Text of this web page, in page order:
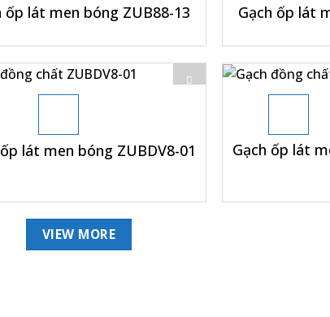
ốp lát men bóng ZUB88-13 Gạch ốp lát
lát men bóng ZUBDV8-01
+
Gạch ốp lát
VIEW MORE